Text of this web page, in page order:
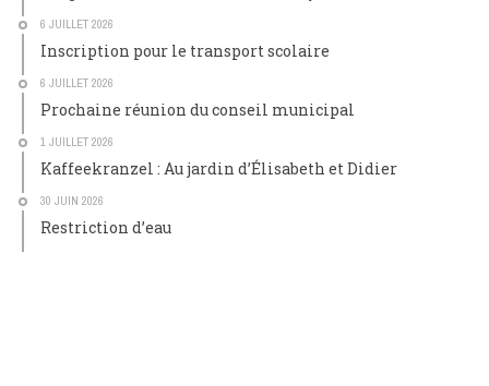
6 JUILLET 2026
Inscription pour le transport scolaire
6 JUILLET 2026
Prochaine réunion du conseil municipal
1 JUILLET 2026
Kaffeekranzel : Au jardin d’Élisabeth et Didier
30 JUIN 2026
Restriction d’eau